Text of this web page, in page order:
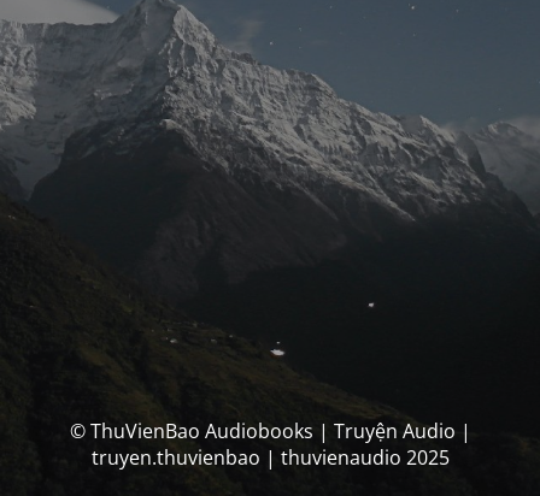
© ThuVienBao Audiobooks | Truyện Audio |
truyen.thuvienbao | thuvienaudio 2025